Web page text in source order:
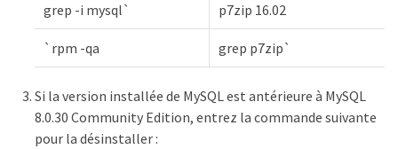
grep -i mysql` p7zip 16.02
`rpm -qa grep p7zip`
Si la version installée de MySQL est antérieure à MySQL
8.0.30 Community Edition, entrez la commande suivante
pour la désinstaller :